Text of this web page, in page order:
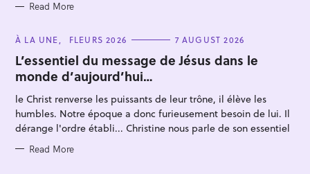
Read More
C
T
E
G
O
R
I
E
S
À LA UNE FLEURS 2026 7 AUGUST 2026
L’essentiel du message de Jésus dans le
monde d’aujourd’hui…
le Christ renverse les puissants de leur trône, il élève les
humbles. Notre époque a donc furieusement besoin de lui. Il
dérange l'ordre établi... Christine nous parle de son essentiel
Read More
e
a
r
h
f